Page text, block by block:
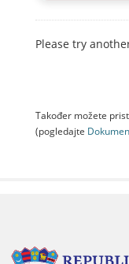
Please try
Također možete
(pogledajte